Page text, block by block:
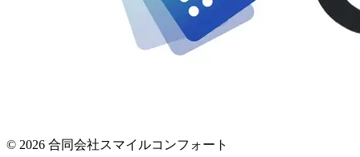
© 2026 合同会社スマイルコンフォート